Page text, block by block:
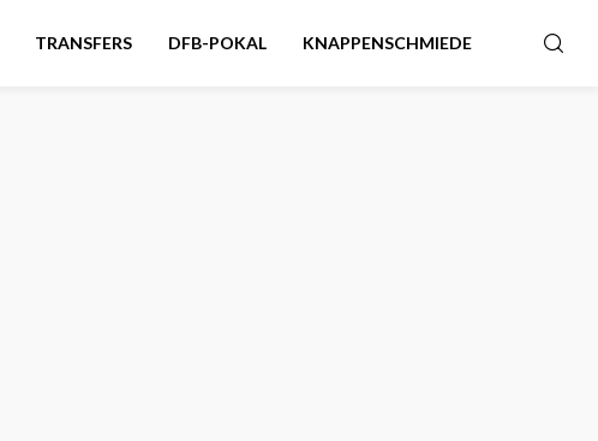
TRANSFERS DFB-POKAL KNAPPENSCHMIEDE